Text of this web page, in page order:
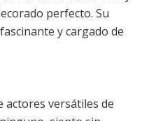
perfecto. Su
y cargado de
versátiles de